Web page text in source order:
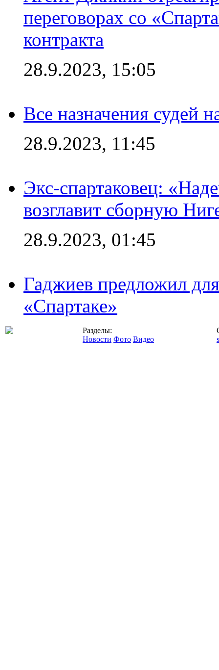
переговорах со
контракта
28.9.2023, 15:05
Все назначения судей
28.9.2023, 11:45
Экс-спартаковец:
возглавит сборную
28.9.2023, 01:45
Гаджиев предложил
«Спартаке»
Разделы:
Новости Фото Видео